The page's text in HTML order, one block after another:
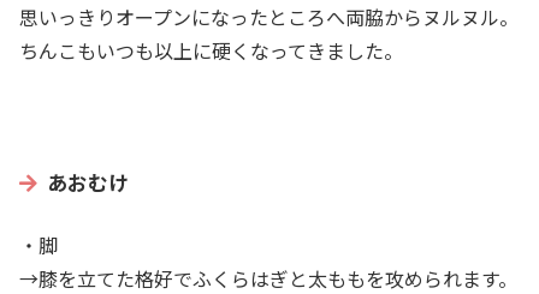
思いっきりオープンになったところへ両脇からヌルヌル。
ちんこもいつも以上に硬くなってきました。
あおむけ
・脚
→膝を立てた格好でふくらはぎと太ももを攻められます。